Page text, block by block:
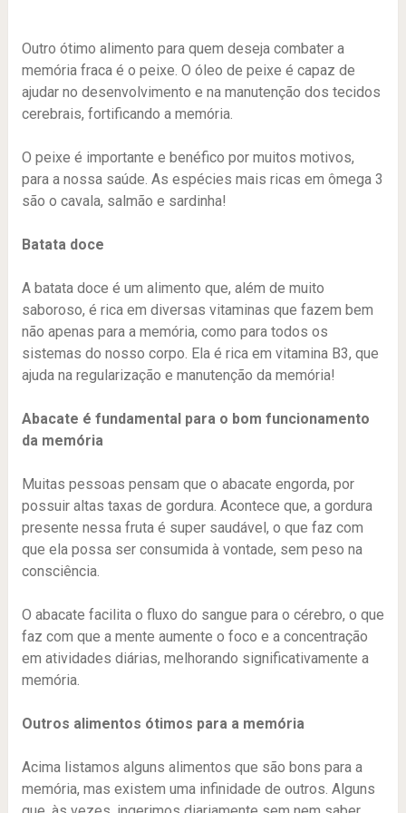
Outro ótimo alimento para quem deseja combater a
memória fraca é o peixe. O óleo de peixe é capaz de
ajudar no desenvolvimento e na manutenção dos tecidos
cerebrais, fortificando a memória.
O peixe é importante e benéfico por muitos motivos,
para a nossa saúde. As espécies mais ricas em ômega 3
são o cavala, salmão e sardinha!
Batata doce
A batata doce é um alimento que, além de muito
saboroso, é rica em diversas vitaminas que fazem bem
não apenas para a memória, como para todos os
sistemas do nosso corpo. Ela é rica em vitamina B3, que
ajuda na regularização e manutenção da memória!
Abacate é fundamental para o bom funcionamento
da memória
Muitas pessoas pensam que o abacate engorda, por
possuir altas taxas de gordura. Acontece que, a gordura
presente nessa fruta é super saudável, o que faz com
que ela possa ser consumida à vontade, sem peso na
consciência.
O abacate facilita o fluxo do sangue para o cérebro, o que
faz com que a mente aumente o foco e a concentração
em atividades diárias, melhorando significativamente a
memória.
Outros alimentos ótimos para a memória
Acima listamos alguns alimentos que são bons para a
memória, mas existem uma infinidade de outros. Alguns